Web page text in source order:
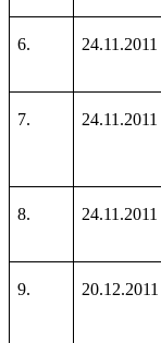
6. 24.11.2011
7. 24.11.2011
8. 24.11.2011
9. 20.12.2011